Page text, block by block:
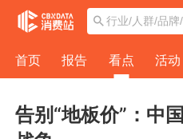
首页 报告 看点 活动
告别“地板价”：中